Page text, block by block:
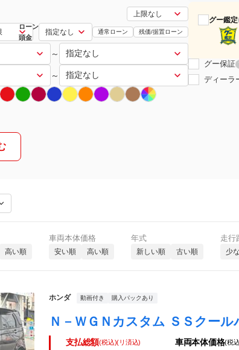
ローン
頭金
通常ローン 残価/据置ローン
～
～
グー鑑定
グー保証
ディーラ
高い順
車両本体価格
安い順 高い順
年式
新しい順 古い順
走行
少
ホンダ 動画付き 購入パックあり
支払総額(税込)(リ済込) 車両本体価格(税